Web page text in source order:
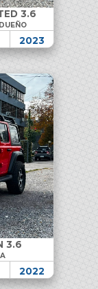
3.6
2023
3.6
2022